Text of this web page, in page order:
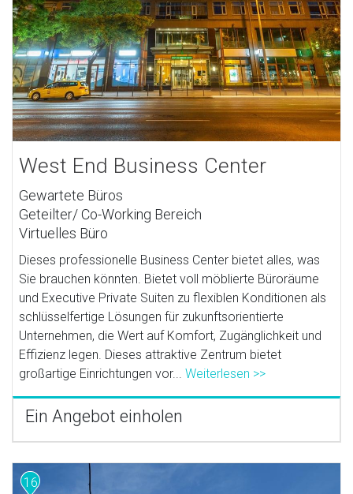
West End Business Center
Gewartete Büros
Geteilter/ Co-Working Bereich
Virtuelles Büro
Dieses professionelle Business Center bietet alles, was
Sie brauchen könnten. Bietet voll möblierte Büroräume
und Executive Private Suiten zu flexiblen Konditionen als
schlüsselfertige Lösungen für zukunftsorientierte
Unternehmen, die Wert auf Komfort, Zugänglichkeit und
Effizienz legen. Dieses attraktive Zentrum bietet
großartige Einrichtungen vor...Weiterlesen >>
Ein Angebot einholen
16